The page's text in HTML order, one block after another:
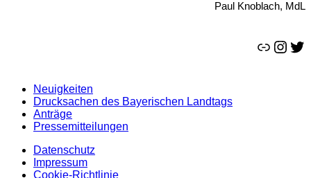
Paul Knoblach, MdL
Link Instagram Twitter
Neuigkeiten
Drucksachen des Bayerischen Landtags
Anträge
Pressemitteilungen
Datenschutz
Impressum
Cookie-Richtlinie